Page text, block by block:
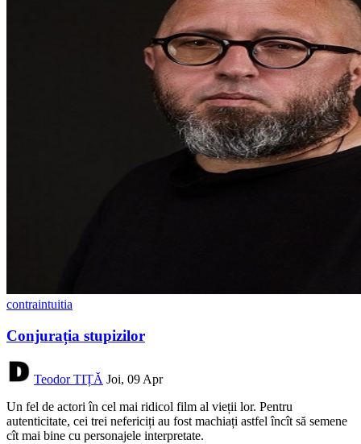
contraintuitia
Conjurația stupizilor
Teodor TIȚĂ Joi, 09 Apr
Un fel de actori în cel mai ridicol film al vieții lor. Pentru
autenticitate, cei trei nefericiți au fost machiați astfel încît să semene
cît mai bine cu personajele interpretate.